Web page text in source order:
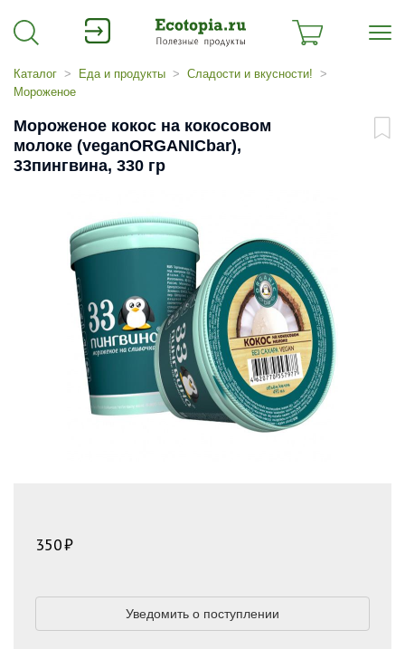
Каталог Еда и продукты
Сладости и вкусности!
Мороженое
Мороженое кокос на кокосовом
молоке (veganORGANICbar),
33пингвина, 330 гр
350
Уведомить о поступлении